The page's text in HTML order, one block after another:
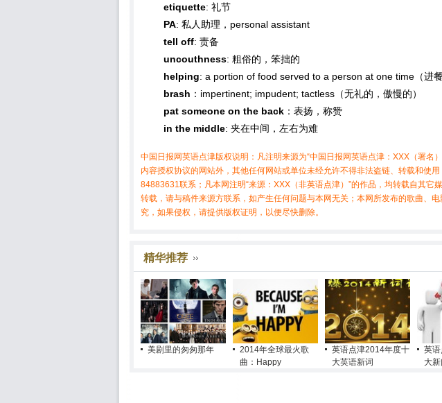
etiquette: 礼节
PA: 私人助理，personal assistant
tell off: 责备
uncouthness: 粗俗的，笨拙的
helping: a portion of food served to a person at one time（进餐
brash ：impertinent; impudent; tactless（无礼的，傲慢的）
pat someone on the back ：表扬，称赞
in the middle: 夹在中间，左右为难
中国日报网英语点津版权说明：凡注明来源为“中国日报网英语点津：XXX（署名
内容授权协议的网站外，其他任何网站或单位未经允许不得非法盗链、转载和使
84883631联系；凡本网注明“来源：XXX（非英语点津）”的作品，均转载自其它
转载，请与稿件来源方联系，如产生任何问题与本网无关；本网所发布的歌曲、
究，如果侵权，请提供版权证明，以便尽快删除。
精华推荐
美剧里的匆匆那年
2014年全球最火歌
曲：Happy
英语点津2014年度十
大英语新词
英
大